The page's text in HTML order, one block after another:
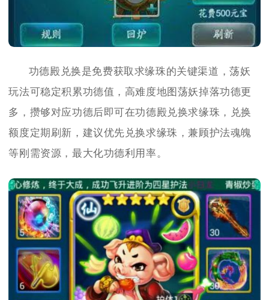
功德殿兑换是免费获取求缘珠的关键渠道，荡妖
玩法可稳定积累功德值，高难度地图荡妖掉落功德更
多，攒够对应功德后即可在功德殿兑换求缘珠，兑换
额度定期刷新，建议优先兑换求缘珠，兼顾护法魂魄
等刚需资源，最大化功德利用率。